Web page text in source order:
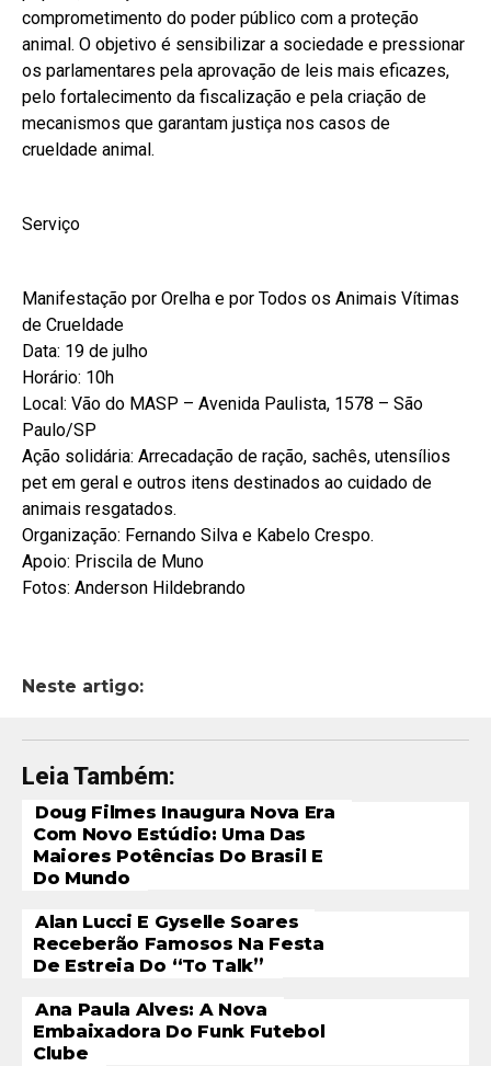
comprometimento do poder público com a proteção
animal. O objetivo é sensibilizar a sociedade e pressionar
os parlamentares pela aprovação de leis mais eficazes,
pelo fortalecimento da fiscalização e pela criação de
mecanismos que garantam justiça nos casos de
crueldade animal.
Serviço
Manifestação por Orelha e por Todos os Animais Vítimas
de Crueldade
Data: 19 de julho
Horário: 10h
Local: Vão do MASP – Avenida Paulista, 1578 – São
Paulo/SP
Ação solidária: Arrecadação de ração, sachês, utensílios
pet em geral e outros itens destinados ao cuidado de
animais resgatados.
Organização: Fernando Silva e Kabelo Crespo.
Apoio: Priscila de Muno
Fotos: Anderson Hildebrando
Neste artigo:
Leia Também:
Doug Filmes Inaugura Nova Era
Com Novo Estúdio: Uma Das
Maiores Potências Do Brasil E
Do Mundo
Alan Lucci E Gyselle Soares
Receberão Famosos Na Festa
De Estreia Do “To Talk”
Ana Paula Alves: A Nova
Embaixadora Do Funk Futebol
Clube